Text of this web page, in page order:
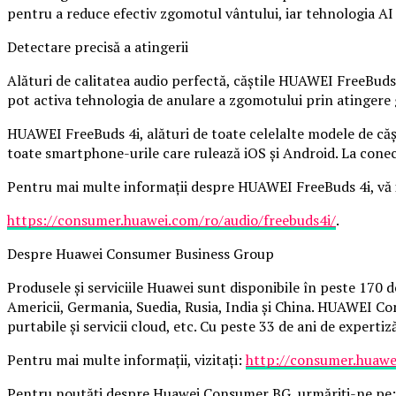
pentru a reduce efectiv zgomotul vântului, iar tehnologia
Detectare precisă a atingerii
Alături de calitatea audio perfectă, căștile HUAWEI
pot activa tehnologia de anulare a zgomotului prin atingere
HUAWEI FreeBuds 4i, alături de toate celelalte modele de
toate smartphone-urile care rulează iOS și Android. La
Pentru mai multe informații despre HUAWEI FreeBuds 4i,
https://consumer.huawei.com/ro/audio/freebuds4i/.
Despre Huawei Consumer Business Group
Produsele și serviciile Huawei sunt disponibile în peste
Americii, Germania, Suedia, Rusia, India și China.
purtabile și servicii cloud, etc. Cu peste 33 de ani de
Pentru mai multe informații, vizitați:http://